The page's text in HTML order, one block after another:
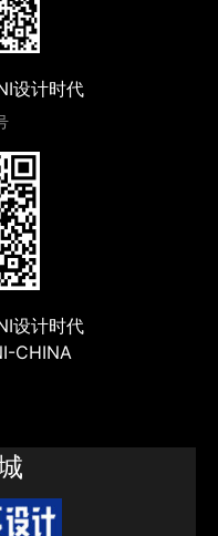
设计时代
设计时代
CHINA